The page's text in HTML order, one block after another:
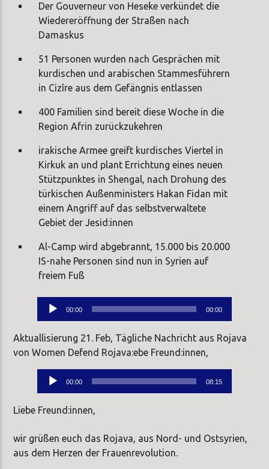
Der Gouverneur von Heseke verkündet die
Wiedereröffnung der Straßen nach
Damaskus
51 Personen wurden nach Gesprächen mit
kurdischen und arabischen Stammesführern
in Cizîre aus dem Gefängnis entlassen
400 Familien sind bereit diese Woche in die
Region Afrin zurückzukehren
irakische Armee greift kurdisches Viertel in
Kirkuk an und plant Errichtung eines neuen
Stützpunktes in Shengal, nach Drohung des
türkischen Außenministers Hakan Fidan mit
einem Angriff auf das selbstverwaltete
Gebiet der Jesid:innen
Al-Camp wird abgebrannt, 15.000 bis 20.000
IS-nahe Personen sind nun in Syrien auf
freiem Fuß
Audio-
00:00 00:00
Aktuallisierung 21. Feb, Tägliche Nachricht aus Rojava
von Women Defend Rojava:ebe Freund:innen,
Audio-
00:00 08:15
Liebe Freund:innen,
wir grüßen euch das Rojava, aus Nord- und Ostsyrien,
aus dem Herzen der Frauenrevolution.